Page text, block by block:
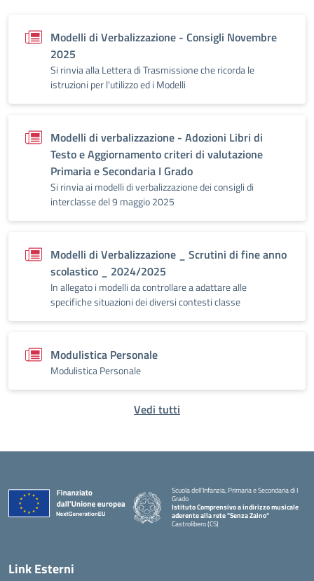
Modelli di Verbalizzazione - Consigli Novembre
2025
Si rinvia alla Lettera di Trasmissione che ricorda le
istruzioni per l'utilizzo ed i Modelli
Modelli di verbalizzazione - Adozioni Libri di
Testo e Aggiornamento criteri di valutazione
Primaria e Secondaria I Grado
Si rinvia ai modelli di verbalizzazione dei consigli di
interclasse del 9 maggio 2025
Modelli di Verbalizzazione _ Scrutini di fine anno
scolastico _ 2024/2025
In allegato i modelli da controllare a adattare alle
specifiche situazioni dei diversi contesti classe
Modulistica Personale
Modulistica Personale
Vedi tutti
Scuola dell'Infanzia, Primaria e Secondaria di I
Grado
Istituto Comprensivo a indirizzo musicale
aderente alla rete "Senza Zaino"
Castrolibero (CS)
Link Esterni